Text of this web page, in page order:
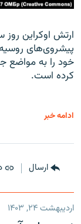
ارتش اوکراین
پیشروی‌های
خود را به مواضع
کرده است.
ادامه خبر
ارسال
اردیبهشت ۲۴, ۱۴۰۳